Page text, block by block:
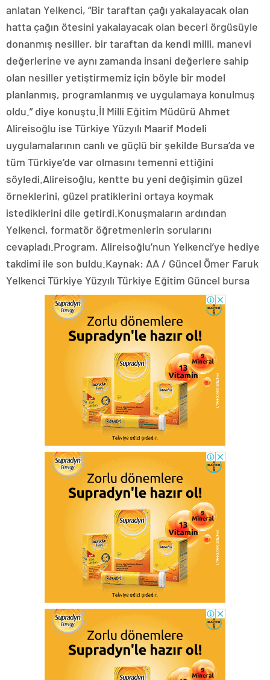
anlatan Yelkenci, “Bir taraftan çağı yakalayacak olan
hatta çağın ötesini yakalayacak olan beceri örgüsüyle
donanmış nesiller, bir taraftan da kendi milli, manevi
değerlerine ve aynı zamanda insani değerlere sahip
olan nesiller yetiştirmemiz için böyle bir model
planlanmış, programlanmış ve uygulamaya konulmuş
oldu.” diye konuştu.İl Milli Eğitim Müdürü Ahmet
Alireisoğlu ise Türkiye Yüzyılı Maarif Modeli
uygulamalarının canlı ve güçlü bir şekilde Bursa’da ve
tüm Türkiye’de var olmasını temenni ettiğini
söyledi.Alireisoğlu, kentte bu yeni değişimin güzel
örneklerini, güzel pratiklerini ortaya koymak
istediklerini dile getirdi.Konuşmaların ardından
Yelkenci, formatör öğretmenlerin sorularını
cevapladı.Program, Alireisoğlu’nun Yelkenci’ye hediye
takdimi ile son buldu.Kaynak: AA / Güncel Ömer Faruk
Yelkenci Türkiye Yüzyılı Türkiye Eğitim Güncel bursa